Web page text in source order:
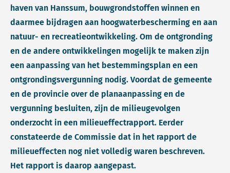
haven van Hanssum, bouwgrondstoffen winnen en
daarmee bijdragen aan hoogwaterbescherming en aan
natuur- en recreatieontwikkeling. Om de ontgronding
en de andere ontwikkelingen mogelijk te maken zijn
een aanpassing van het bestemmingsplan en een
ontgrondingsvergunning nodig. Voordat de gemeente
en de provincie over de planaanpassing en de
vergunning besluiten, zijn de milieugevolgen
onderzocht in een milieueffectrapport. Eerder
constateerde de Commissie dat in het rapport de
milieueffecten nog niet volledig waren beschreven.
Het rapport is daarop aangepast.